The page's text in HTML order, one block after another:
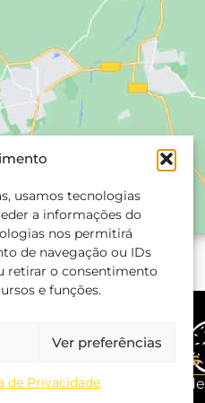
usamos tecnologias
a informações do
nos permitirá
de navegação ou IDs
retirar o consentimento
e funções.
Ver preferências
de Privacidade
Páginas Adicionais
Política de Privacidade